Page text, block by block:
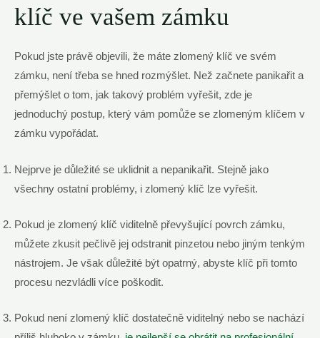
klíč ve vašem zámku
Pokud jste právě objevili, že máte zlomený klíč ve svém
zámku, není třeba se hned rozmýšlet. Než začnete panikařit a
přemýšlet o tom, jak takový problém vyřešit, zde je
jednoduchý postup, který vám pomůže se zlomeným klíčem v
zámku vypořádat.
Nejprve je důležité se uklidnit a nepanikařit. Stejně jako
všechny ostatní problémy, i zlomený klíč lze vyřešit.
Pokud je zlomený klíč viditelně převyšující povrch zámku,
můžete zkusit pečlivě jej odstranit pinzetou nebo jiným tenkým
nástrojem. Je však důležité být opatrný, abyste klíč při tomto
procesu nezvládli více poškodit.
Pokud není zlomený klíč dostatečně viditelný nebo se nachází